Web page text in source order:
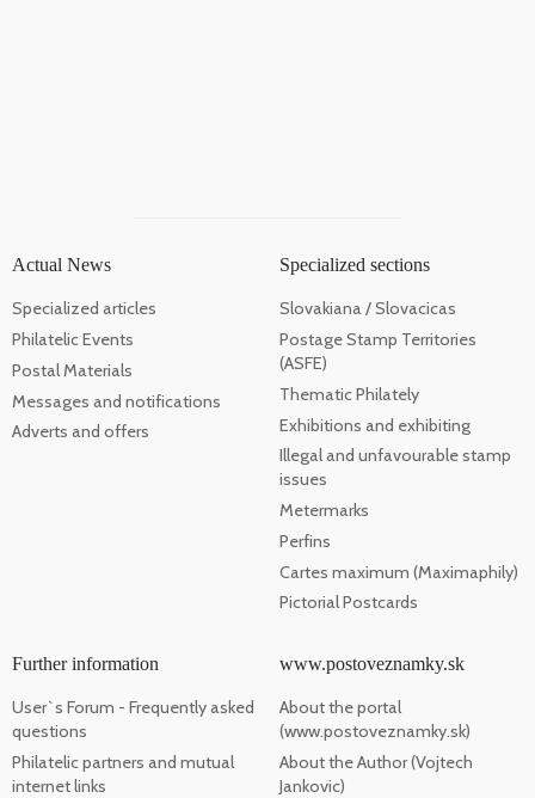
Actual News
Specialized articles
Philatelic Events
Postal Materials
Messages and notifications
Adverts and offers
Specialized sections
Slovakiana / Slovacicas
Postage Stamp Territories
(ASFE)
Thematic Philately
Exhibitions and exhibiting
Illegal and unfavourable stamp
issues
Metermarks
Perfins
Cartes maximum (Maximaphily)
Pictorial Postcards
Further information
User`s Forum - Frequently asked
questions
Philatelic partners and mutual
internet links
www.postoveznamky.sk
About the portal
(www.postoveznamky.sk)
About the Author (Vojtech
Jankovic)